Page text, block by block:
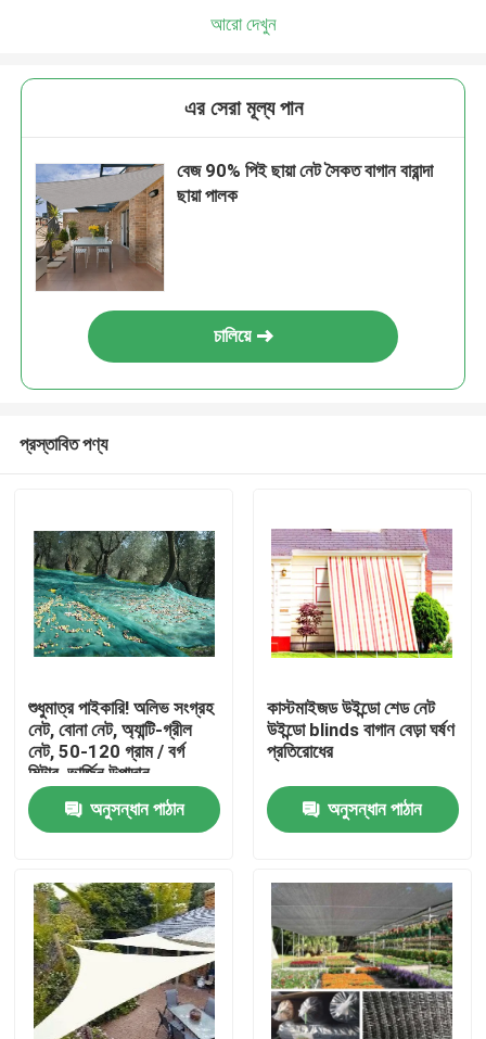
বাড়ি
পণ্য
আমাদের সম্পর্কে
আরো দেখুন
এর সেরা মূল্য পান
বেজ 90% পিই ছায়া নেট সৈকত বাগান বারান্দা
ছায়া পালক
চালিয়ে
প্রস্তাবিত পণ্য
শুধুমাত্র পাইকারি! অলিভ সংগ্রহ
নেট, বোনা নেট, অ্যান্টি-গ্রীল
নেট, 50-120 গ্রাম / বর্গ
মিটার, ভার্জিন উপাদান
অনুসন্ধান পাঠান
কাস্টমাইজড উইন্ডো শেড নেট
উইন্ডো blinds বাগান বেড়া ঘর্ষণ
প্রতিরোধের
অনুসন্ধান পাঠান